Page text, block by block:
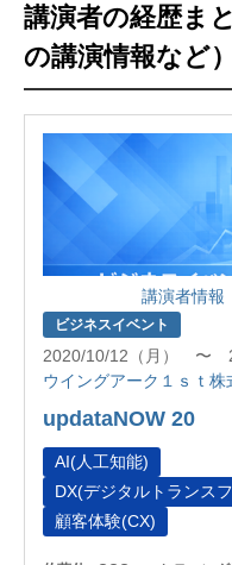
講演者の経歴ま
の講演情報など）
講演者情報
ビジネスイベント
2020/10/12（月） 〜
ウイングアーク１ｓｔ株
updataNOW 20
AI(人工知能)
DX(デジタルトランス
顧客体験(CX)